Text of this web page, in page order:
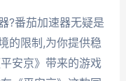
?番茄加速器无疑是
的限制,为你提供稳
安京》带来的游戏